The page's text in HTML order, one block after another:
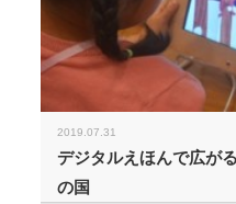
2019.07.31
デジタルえほんで広が
の国